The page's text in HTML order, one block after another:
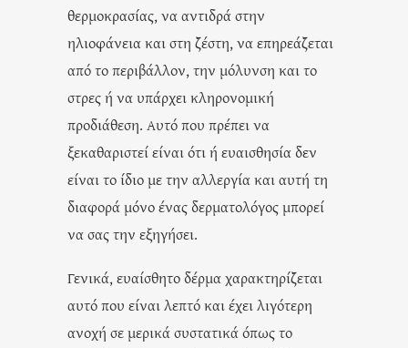
θερμοκρασίας, να αντιδρά στην
ηλιοφάνεια και στη ζέστη, να επηρεάζεται
από το περιβάλλον, την μόλυνση και το
στρες ή να υπάρχει κληρονομική
προδιάθεση. Αυτό που πρέπει να
ξεκαθαριστεί είναι ότι ή ευαισθησία δεν
είναι το ίδιο με την αλλεργία και αυτή τη
διαφορά μόνο ένας δερματολόγος μπορεί
να σας την εξηγήσει.
Γενικά, ευαίσθητο δέρμα χαρακτηρίζεται
αυτό που είναι λεπτό και έχει λιγότερη
ανοχή σε μερικά συστατικά όπως το